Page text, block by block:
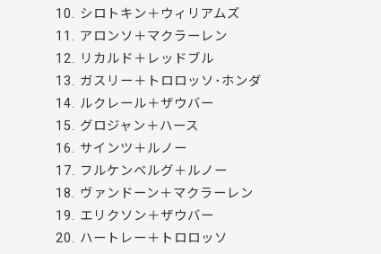
10. シロトキン＋ウィリアムズ
11. アロンソ＋マクラーレン
12. リカルド＋レッドブル
13. ガスリー＋トロロッソ･ホンダ
14. ルクレール＋ザウバー
15. グロジャン＋ハース
16. サインツ＋ルノー
17. フルケンベルグ＋ルノー
18. ヴァンドーン＋マクラーレン
19. エリクソン＋ザウバー
20. ハートレー＋トロロッソ